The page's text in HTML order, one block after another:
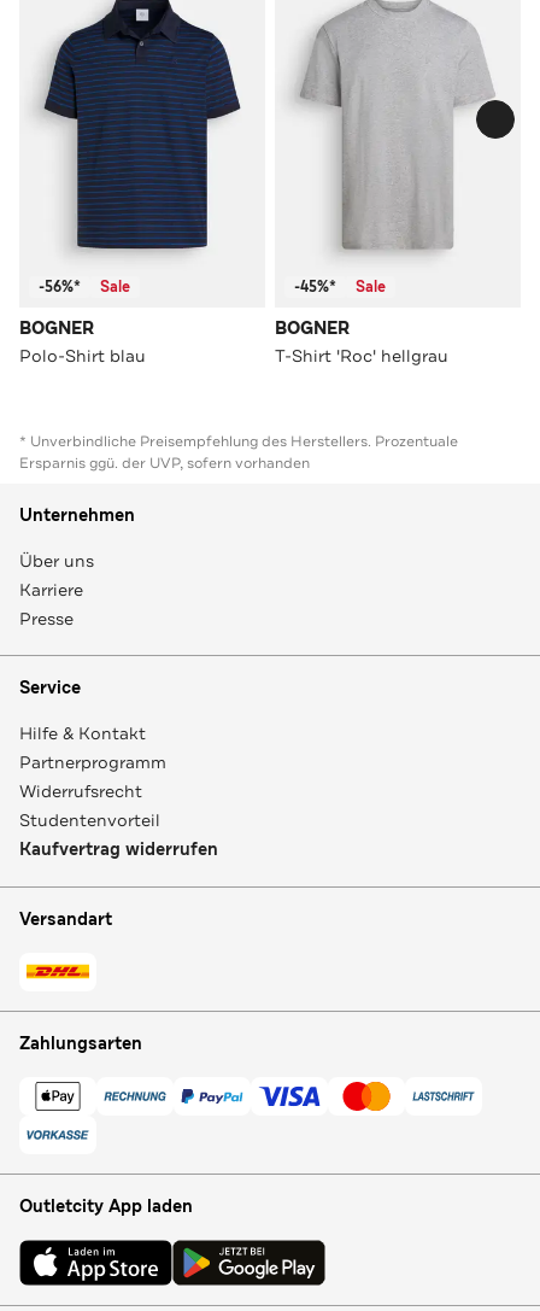
-56%* Sale
BOGNER
Polo-Shirt blau
-45%* Sale
BOGNER
T-Shirt 'Roc' hellgrau
* Unverbindliche Preisempfehlung des Herstellers. Prozentuale
Ersparnis ggü. der UVP, sofern vorhanden
Unternehmen
Über uns
Karriere
Presse
Service
Hilfe & Kontakt
Partnerprogramm
Widerrufsrecht
Studentenvorteil
Kaufvertrag widerrufen
Versandart
Zahlungsarten
Outletcity App laden